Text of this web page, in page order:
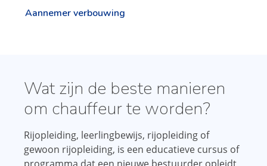
Aannemer verbouwing
Wat zijn de beste manieren
om chauffeur te worden?
Rijopleiding, leerlingbewijs, rijopleiding of
gewoon rijopleiding, is een educatieve cursus of